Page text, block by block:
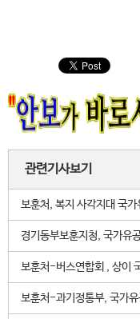
관련기사보기
보훈처, 복지 사각지대 국
경기동부보훈지청, 국가유
보훈처-버스연합회 , 상이
보훈처-과기정통부, 국가유